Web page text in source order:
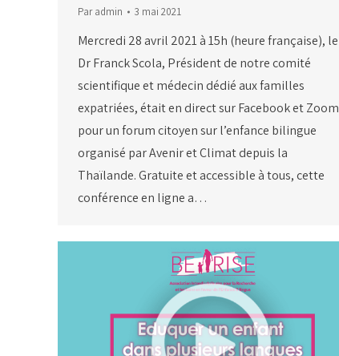
Paradmin 3 mai 2021
Mercredi 28 avril 2021 à 15h (heure française), le
Dr Franck Scola, Président de notre comité
scientifique et médecin dédié aux familles
expatriées, était en direct sur Facebook et Zoom
pour un forum citoyen sur l’enfance bilingue
organisé par Avenir et Climat depuis la
Thaïlande. Gratuite et accessible à tous, cette
conférence en ligne a…